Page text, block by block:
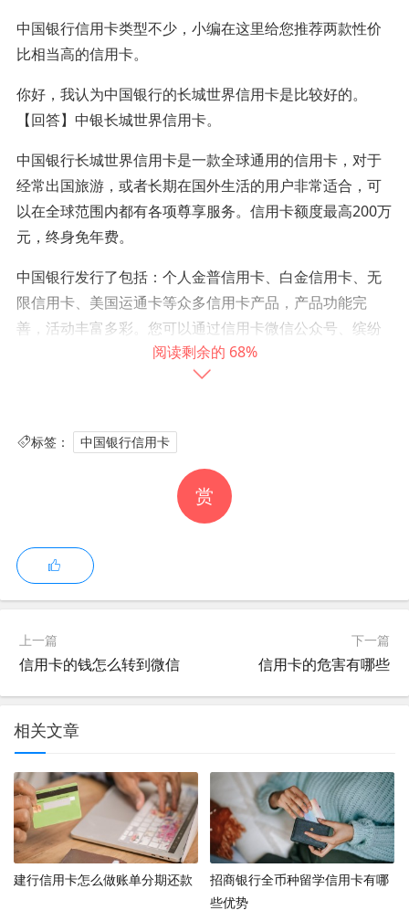
中国银行信用卡类型不少，小编在这里给您推荐两款性价
比相当高的信用卡。
你好，我认为中国银行的长城世界信用卡是比较好的。
【回答】中银长城世界信用卡。
中国银行长城世界信用卡是一款全球通用的信用卡，对于
经常出国旅游，或者长期在国外生活的用户非常适合，可
以在全球范围内都有各项尊享服务。信用卡额度最高200万
元，终身免年费。
中国银行发行了包括：个人金普信用卡、白金信用卡、无
限信用卡、美国运通卡等众多信用卡产品，产品功能完
善，活动丰富多彩。您可以通过信用卡微信公众号、缤纷
生活APP、官方门户网站、客服热线等渠道查询了解。
中行信用卡种类都有哪些?
1、建行信用卡是中国建设银行发行的信用卡。中国建设银
行已经发行的信用卡都以“龙卡”冠名，种类有：龙卡名校
卡、龙卡商务卡、龙卡汽车卡等。
2、中国银行的信用卡有很多，比较值得办的卡有：中国银
行长城世界信用卡 中国银行长城世界信用卡是一款全球通
用的信用卡，对于经常出国旅游，或者长期在国外生活的
用户非常适合，可以在全球范围内都有各项尊享服务。
3、中行信用卡种类都有哪些？ 中国银行信用卡产品种类
68%
标签： 中国银行信用卡
赏
上一篇
信用卡的钱怎么转到微信
下一篇
信用卡的危害有哪些
相关文章
建行信用卡怎么做账单分期还款
招商银行全币种留学信用卡有哪
些优势